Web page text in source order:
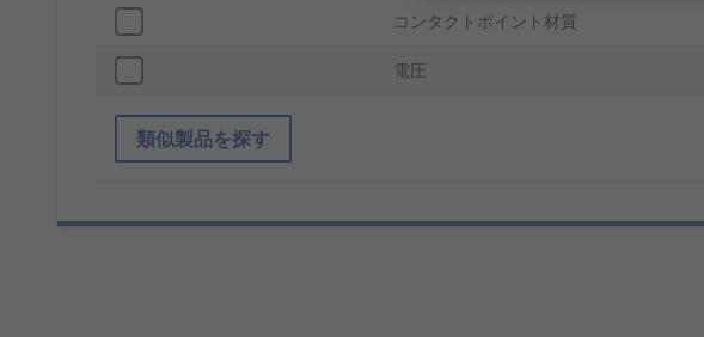
コンタクトポイント材質
電圧
類似製品を探す